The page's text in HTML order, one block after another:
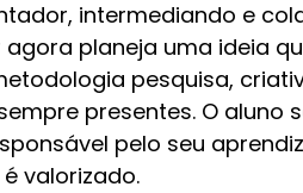
intermediando e
agora planeja uma ideia
pesquisa,
presentes. O aluno
pelo seu
valorizado.